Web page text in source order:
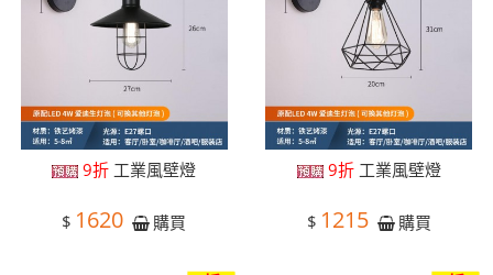
9折 工業風壁燈
$ 1620 購買
9折工業風壁燈
$ 1215 購買